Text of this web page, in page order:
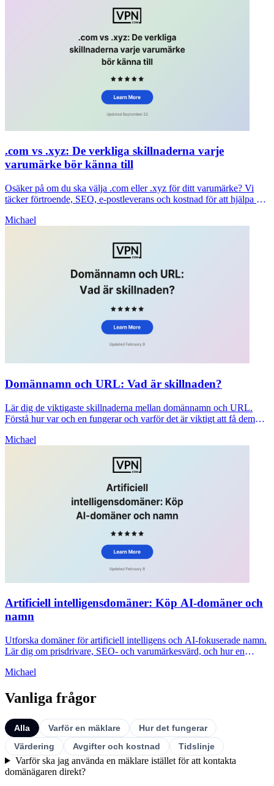
.com vs .xyz: De verkliga skillnaderna varje
varumärke bör känna till
Osäker på om du ska välja .com eller .xyz för ditt varumärke? Vi
täcker förtroende, SEO, e-postleverans och kostnad för att hjälpa dig
Michael
Domännamn och URL: Vad är skillnaden?
Lär dig de viktigaste skillnaderna mellan domännamn och URL.
Förstå hur var och en fungerar och varför det är viktigt att få dem
Michael
Artificiell intelligensdomäner: Köp AI-domäner och
namn
Utforska domäner för artificiell intelligens och AI-fokuserade namn.
Lär dig om prisdrivare, SEO- och varumärkesvärd, och hur en
Michael
Vanliga frågor
Alla Varför en mäklare
Hur det fungerar
Värdering
Avgifter och kostnad Tidslinje
Varför ska jag använda en mäklare istället för att kontakta
domänägaren direkt?